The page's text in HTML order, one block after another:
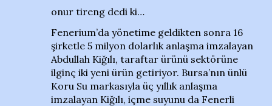
onur tireng dedi ki…
Fenerium’da yönetime geldikten sonra 16
şirketle 5 milyon dolarlık anlaşma imzalayan
Abdullah Kiğılı, taraftar ürünü sektörüne
ilginç iki yeni ürün getiriyor. Bursa’nın ünlü
Koru Su markasıyla üç yıllık anlaşma
imzalayan Kiğılı, içme suyunu da Fenerli